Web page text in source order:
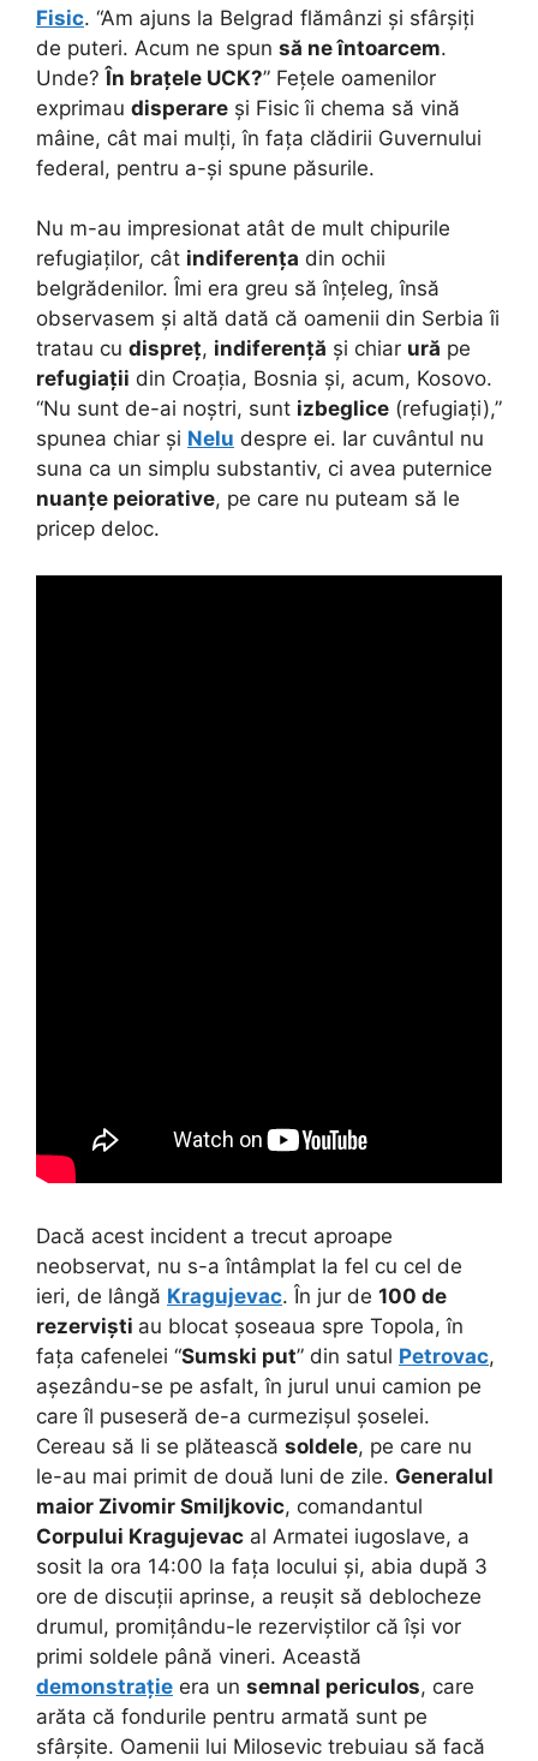
Fisic. “Am ajuns la Belgrad flămânzi și sfârșiți
de puteri. Acum ne spun să ne întoarcem.
Unde?În brațele UCK?” Fețele oamenilor
exprimau disperare și Fisic îi chema să vină
mâine, cât mai mulți, în fața clădirii Guvernului
federal, pentru a-și spune păsurile.
Nu m-au impresionat atât de mult chipurile
refugiaților, cât indiferența din ochii
belgrădenilor. Îmi era greu să înțeleg, însă
observasem și altă dată că oamenii din Serbia îi
tratau cu dispreț, indiferență și chiar ură pe
refugiații din Croația, Bosnia și, acum, Kosovo.
“Nu sunt de-ai noștri, sunt izbeglice (refugiați),”
spunea chiar și Nelu despre ei. Iar cuvântul nu
suna ca un simplu substantiv, ci avea puternice
nuanțe peiorative, pe care nu puteam să le
pricep deloc.
Dacă acest incident a trecut aproape
neobservat, nu s-a întâmplat la fel cu cel de
ieri, de lângă Kragujevac. În jur de 100 de
rezerviști au blocat șoseaua spre Topola, în
fața cafenelei “Sumski put” din satul Petrovac,
așezându-se pe asfalt, în jurul unui camion pe
care îl puseseră de-a curmezișul șoselei.
Cereau să li se plătească soldele, pe care nu
le-au mai primit de două luni de zile. Generalul
maior Zivomir Smiljkovic, comandantul
Corpului Kragujevac al Armatei iugoslave, a
sosit la ora 14:00 la fața locului și, abia după 3
ore de discuții aprinse, a reușit să deblocheze
drumul, promițându-le rezerviștilor că își vor
primi soldele până vineri. Această
demonstrație era un semnal periculos, care
arăta că fondurile pentru armată sunt pe
sfârșite. Oamenii lui Milosevic trebuiau să facă